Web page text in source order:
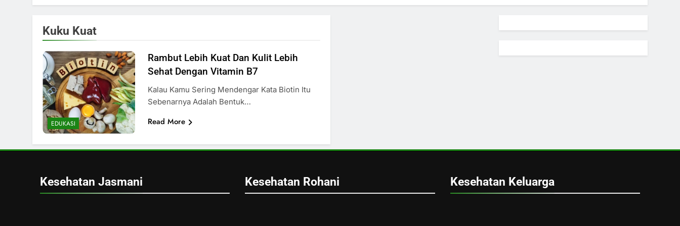
Kuku Kuat
EDUKASI
Rambut Lebih Kuat Dan Kulit Lebih
Sehat Dengan Vitamin B7
Kalau Kamu Sering Mendengar Kata Biotin Itu
Sebenarnya Adalah Bentuk…
Read More
Kesehatan Jasmani Kesehatan Rohani Kesehatan Keluarga